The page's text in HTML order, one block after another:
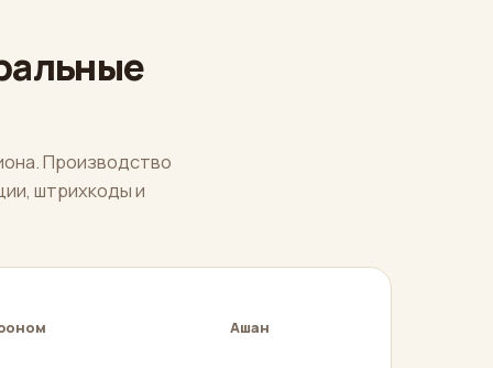
Производство
штрихкоды и
Ашан